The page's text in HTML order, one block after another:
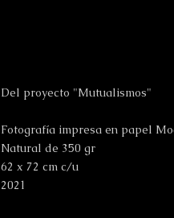
Del proyecto "Mutualismos"
Fotografía impresa en papel
Natural de 350 gr
62 x 72 cm c/u
2021